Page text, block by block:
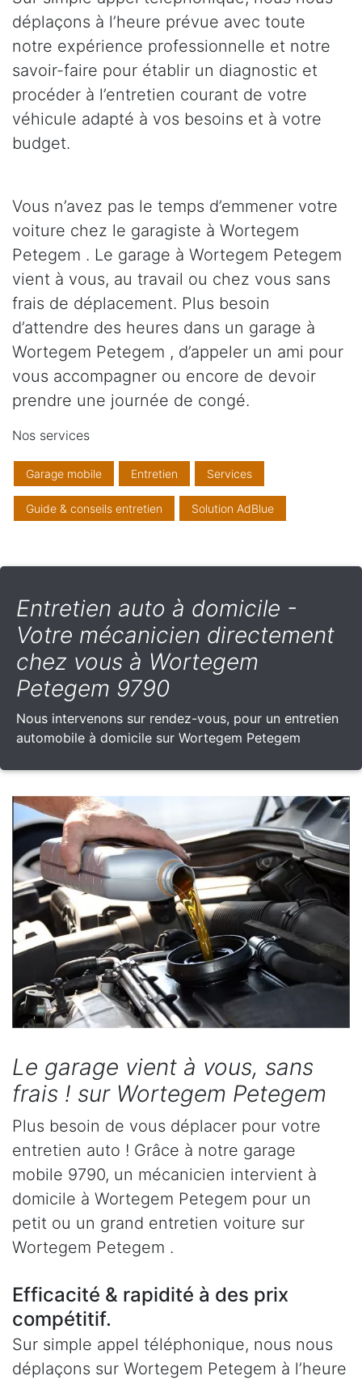
déplaçons à l’heure prévue avec toute
notre expérience professionnelle et notre
savoir-faire pour établir un diagnostic et
procéder à l’entretien courant de votre
véhicule adapté à vos besoins et à votre
budget.
Vous n’avez pas le temps d’emmener votre
voiture chez le garagiste à Wortegem
Petegem . Le garage à Wortegem Petegem
vient à vous, au travail ou chez vous sans
frais de déplacement. Plus besoin
d’attendre des heures dans un garage à
Wortegem Petegem , d’appeler un ami pour
vous accompagner ou encore de devoir
prendre une journée de congé.
Nos services
Garage mobile Entretien Services
Guide & conseils entretien Solution AdBlue
Entretien auto à domicile -
Votre mécanicien directement
chez vous à Wortegem
Petegem 9790
Nous intervenons sur rendez-vous, pour un entretien
automobile à domicile sur Wortegem Petegem
Le garage vient à vous, sans
frais ! sur Wortegem Petegem
Plus besoin de vous déplacer pour votre
entretien auto ! Grâce à notre garage
mobile 9790, un mécanicien intervient à
domicile à Wortegem Petegem pour un
petit ou un grand entretien voiture sur
Wortegem Petegem .
Efficacité & rapidité à des prix
compétitif.
Sur simple appel téléphonique, nous nous
déplaçons sur Wortegem Petegem à l’heure